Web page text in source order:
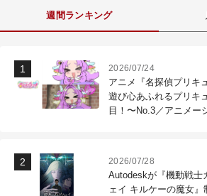
週間ランキング
2026/07/24
アニメ『名探偵プリキ
遊び心あふれるプリキ
目！〜No.3／アニメー
2026/07/28
Autodeskが『機動戦士
ェイ キルケーの魔女